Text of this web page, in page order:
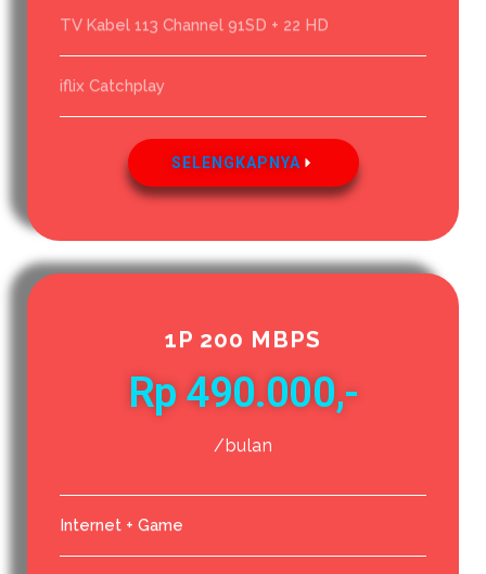
TV Kabel 113 Channel 91SD + 22 HD
iflix Catchplay
SELENGKAPNYA
1P 200 MBPS
Rp 490.000,-
/bulan
Internet + Game